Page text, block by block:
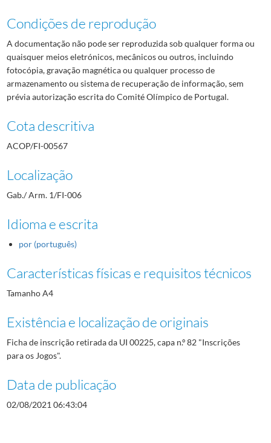
Condições de reprodução
A documentação não pode ser reproduzida sob qualquer forma ou
quaisquer meios eletrónicos, mecânicos ou outros, incluindo
fotocópia, gravação magnética ou qualquer processo de
armazenamento ou sistema de recuperação de informação, sem
prévia autorização escrita do Comité Olímpico de Portugal.
Cota descritiva
ACOP/FI-00567
Localização
Gab./ Arm. 1/FI-006
Idioma e escrita
por (português)
Características físicas e requisitos técnicos
Tamanho A4
Existência e localização de originais
Ficha de inscrição retirada da UI 00225, capa n.º 82 "Inscrições
para os Jogos".
Data de publicação
02/08/2021 06:43:04